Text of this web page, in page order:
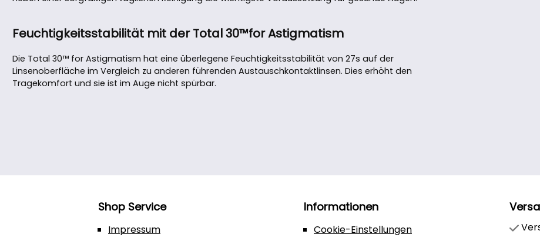
Feuchtigkeitsstabilität mit der Total 30™for Astigmatism
Die Total 30™ for Astigmatism hat eine überlegene Feuchtigkeitsstabilität von 27s auf der
Linsenoberfläche im Vergleich zu anderen führenden Austauschkontaktlinsen. Dies erhöht den
Tragekomfort und sie ist im Auge nicht spürbar.
Shop Service
Impressum
Informationen
Cookie-Einstellungen